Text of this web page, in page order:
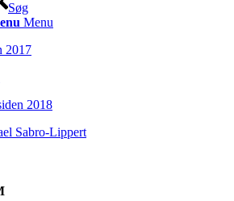
Søg
Menu
2017
2018
Sabro-Lippert